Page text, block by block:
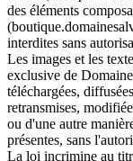
des éléments
interdites sans
Les images et les
exclusive de
téléchargées,
retransmises,
ou d'une autre
présentes, sans
La loi incrimine au